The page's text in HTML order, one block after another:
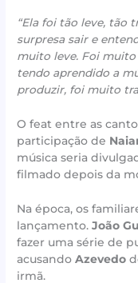
“Ela foi tão leve, tão
surpresa sair e
muito leve. Foi muito
tendo aprendido a
produzir, foi muito
O feat entre as
participação de
música seria
filmado depois da
Na época, os
lançamento.João
fazer uma série de
acusandoAzevedo
irmã.